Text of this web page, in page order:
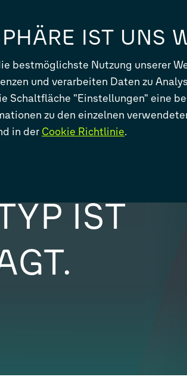
IST UNS
bestmöglichste Nutzung unserer
und verarbeiten Daten zu
Schaltfläche "Einstellungen" eine
zu den einzelnen
in der Cookie Richtlinie.
DEINE
IST